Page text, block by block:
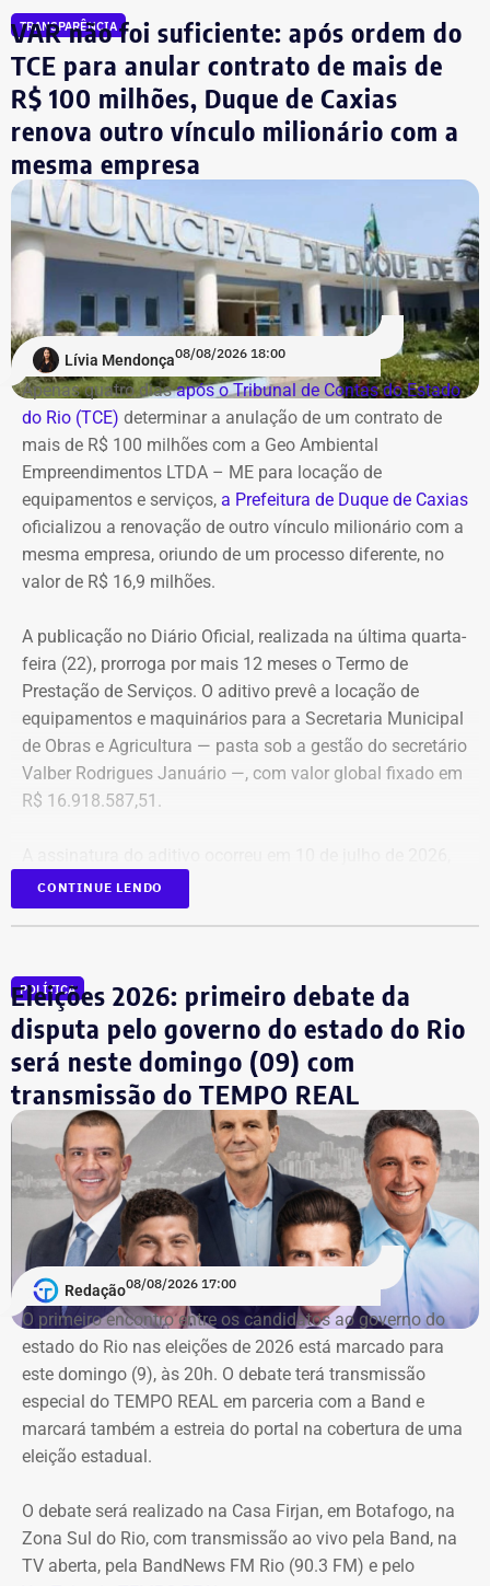
Compliance e violência como
justificativa
A estatal afirma que a adoção de medidas mais rígidas
de governança levou à implementação de ações voltadas
ao combate de práticas consideradas lesivas aos
interesses da companhia. Segundo o documento, esse
cenário expõe os diretores a potenciais represálias,
tornando necessária a utilização de veículos blindados.
A contratação ocorre em meio ao endurecimento das
ações de compliance da companhia, que recentemente
reforçou auditorias internas em parceria com o GSI e a
Casa Civil.
A empresa também destaca que não possui SUVs
blindados em sua frota própria, razão pela qual optou
pela locação dos veículos por meio de adesão à ata do
GSI.
Os veículos serão destinados exclusivamente aos
Suprimentos (DSU) e Segurança e Governança (DSG). O
contrato foi firmado com a empresa Rei dos Blindados
Locação de Veículos Ltda. e prevê a locação de quatro
SUVs zero quilômetro, com blindagem nível III-A, sem
motorista e sem fornecimento de combustível.
Cada automóvel custará R$ 8.977,78 por mês,
TRANSPARÊNCIA
VAR não foi suficiente: após ordem do
TCE para anular contrato de mais de
R$ 100 milhões, Duque de Caxias
renova outro vínculo milionário com a
mesma empresa
Lívia Mendonça08/08/2026 18:00
Apenas quatro diasapós o Tribunal de Contas do Estado
do Rio (TCE) determinar a anulação de um contrato de
mais de R$ 100 milhões com a Geo Ambiental
Empreendimentos LTDA – ME para locação de
equipamentos e serviços, a Prefeitura de Duque de Caxias
oficializou a renovação de outro vínculo milionário com a
mesma empresa, oriundo de um processo diferente, no
valor de R$ 16,9 milhões.
A publicação no Diário Oficial, realizada na última quarta-
feira (22), prorroga por mais 12 meses o Termo de
Prestação de Serviços. O aditivo prevê a locação de
equipamentos e maquinários para a Secretaria Municipal
de Obras e Agricultura — pasta sob a gestão do secretário
Valber Rodrigues Januário —, com valor global fixado em
R$ 16.918.587,51.
garantindo a continuidade da prestação de serviços com
a emissão de uma nota de empenho parcial inicial no
TCE diz que falhas em outro contrato
contrariam princípio da Lei de
Licitações
A nova prorrogação contratualganha destaque em meio
ao cerco do órgãocontra as contratações do município
com a mesma prestadora de serviços.
Conforme noticiado no último sábado (18), o plenário do
TCE determinou, por unanimidade, que a Prefeitura de
Duque de Caxias anule no prazo de 15 dias o contrato
firmado com a Geo Ambiental para o mesmo fim
(locação de maquinários e equipamentos). Na ocasião, a
Corte ordenou também a suspensão imediata dos
pagamentos decorrentes do acordo milionário, que
ultrapassava R$ 100 milhões.
Montebello Willeman, que apontou uma série de
irregularidades no planejamento da concorrência
eletrônica SRP nº 041/2025 e concluiu que os problemas
CONTINUE LENDO
POLÍTICA
Eleições 2026: primeiro debate da
disputa pelo governo do estado do Rio
será neste domingo (09) com
transmissão do TEMPO REAL
Redação08/08/2026 17:00
O primeiro encontro entre os candidatos ao ⁠governo do
estado do Rio nas eleições de 2026 está marcado para
este domingo (9), às 20h. O debate terá transmissão
especial do TEMPO REAL em parceria com a Band e
marcará também a estreia do portal na cobertura de uma
eleição estadual.
O debate será realizado na Casa Firjan, em Botafogo, na
Zona Sul do Rio, com transmissão ao vivo pela Band, na
TV aberta, pela BandNews FM Rio (90.3 FM) e pelo